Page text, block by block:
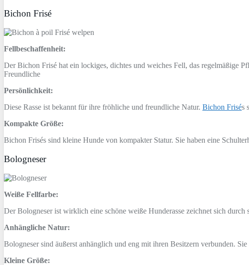
Bichon Frisé
Fellbeschaffenheit:
Der Bichon Frisé hat ein lockiges, dichtes und weiches Fell, das regelmäßige
Freundliche
Persönlichkeit:
Diese Rasse ist bekannt für ihre fröhliche und freundliche Natur. Bichon Frisés
Kompakte Größe:
Bichon Frisés sind kleine Hunde von kompakter Statur. Sie haben eine
Bologneser
Weiße Fellfarbe:
Der Bologneser ist wirklich eine schöne weiße Hunderasse zeichnet sich
Anhängliche Natur:
Bologneser sind äußerst anhänglich und eng mit ihren Besitzern verbunden.
Kleine Größe: